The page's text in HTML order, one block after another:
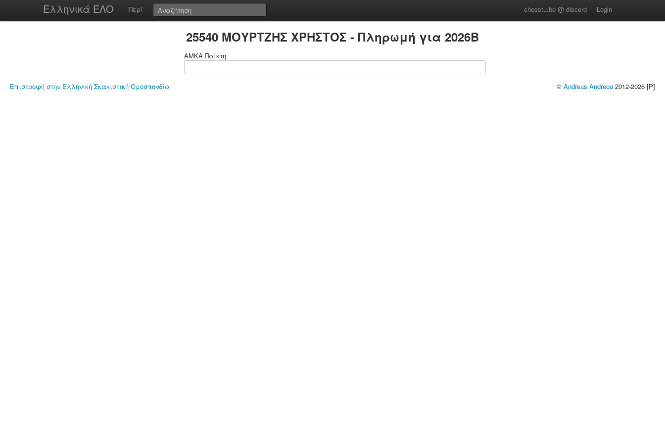
Ελληνικά ΕΛΟ Περί chesstu.be @ discord Login
25540 ΜΟΥΡΤΖΗΣ ΧΡΗΣΤΟΣ - Πληρωμή για 2026B
ΑΜΚΑ Παίκτη
Επιστροφή στην Ελληνική Σκακιστική Ομοσπονδία © Andreas Andreou 2012-2026 [P]